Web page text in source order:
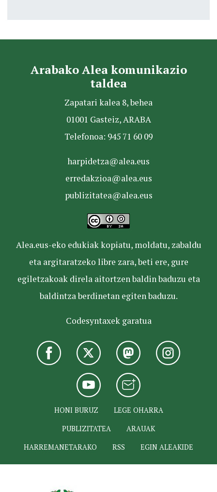
Arabako Alea komunikazio
taldea
Zapatari kalea 8, behea
01001 Gasteiz, ARABA
Telefonoa: 945 71 60 09
harpidetza@alea.eus
erredakzioa@alea.eus
publizitatea@alea.eus
Alea.eus-eko edukiak kopiatu, moldatu, zabaldu
eta argitaratzeko libre zara, beti ere, gure
egiletzakoak direla aitortzen baldin baduzu eta
baldintza berdinetan egiten baduzu.
Codesyntaxek garatua
HONI BURUZ
LEGE OHARRA
PUBLIZITATEA
ARAUAK
HARREMANETARAKO
RSS EGIN ALEAKIDE